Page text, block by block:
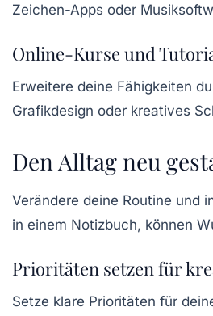
Zeichen-Apps oder
Online-Kurse und
Erweitere deine Fähigkeiten
Grafikdesign oder kreatives
Den Alltag neu
Verändere deine Routine und
in einem Notizbuch, können
Prioritäten setzen für
Setze klare Prioritäten für